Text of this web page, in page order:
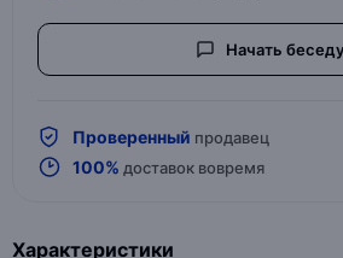
Начать беседу
Проверенный продавец
100% доставок вовремя
Характеристики